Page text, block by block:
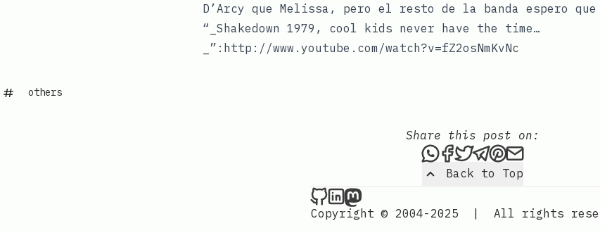
D’Arcy que Melissa, pero el resto de la banda espero
“_Shakedown 1979, cool kids never have the time…
_”:http://www.youtube.com/watch?v=fZ2osNmKvNc
others
Back to Top
Share this post on:
Share this post via
Share this post on
Tweet this post
Share this post
Share this
Share this
Nordic Design on Github
Nordic Design on LinkedIn
Nordic Design on Mastodon
Copyright © 2004-2025
| All rights